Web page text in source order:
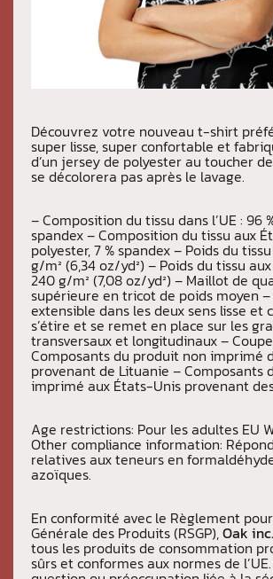
Découvrez votre nouveau t-shirt
super lisse, super confortable et
d’un jersey de polyester au toucher
se décolorera pas après le lavage.
– Composition du tissu dans l’UE : 96
spandex – Composition du tissu aux
polyester, 7 % spandex – Poids du tissu
g/m² (6,34 oz/yd²) – Poids du tissu
240 g/m² (7,08 oz/yd²) – Maillot de
supérieure en tricot de poids moyen –
extensible dans les deux sens lisse et
s’étire et se remet en place sur les
transversaux et longitudinaux –
Composants du produit non imprimé
provenant de Lituanie – Composants
imprimé aux États-Unis provenant
Age restrictions: Pour les adultes EU
Other compliance information:
relatives aux teneurs en
azoïques.
En conformité avec le Règlement
Générale des Produits (RSGP),Oak inc.
tous les produits de consommation
sûrs et conformes aux normes de